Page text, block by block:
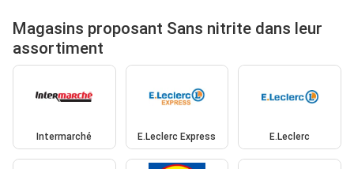
Magasins proposant Sans nitrite dans leur
assortiment
Intermarché E.Leclerc Express E.Leclerc